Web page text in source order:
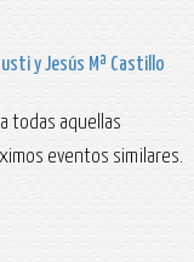
y Jesús Mª Castillo
todas aquellas
eventos similares.